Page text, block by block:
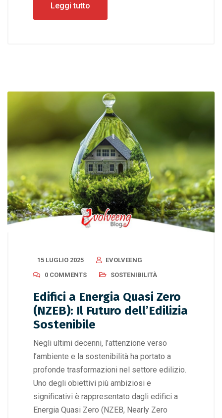
Leggi tutto
15 LUGLIO 2025
EVOLVEENG
0 COMMENTS
SOSTENIBILITÀ
Edifici a Energia Quasi Zero
(NZEB): Il Futuro dell’Edilizia
Sostenibile
Negli ultimi decenni, l’attenzione verso
l’ambiente e la sostenibilità ha portato a
profonde trasformazioni nel settore edilizio.
Uno degli obiettivi più ambiziosi e
significativi è rappresentato dagli edifici a
Energia Quasi Zero (NZEB, Nearly Zero